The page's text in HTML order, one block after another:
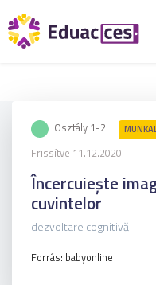
Osztály 1-2
Frissítve 11.12.2020
Încercuiește
cuvintelor
dezvoltare cognitivă
Forrás: babyonline